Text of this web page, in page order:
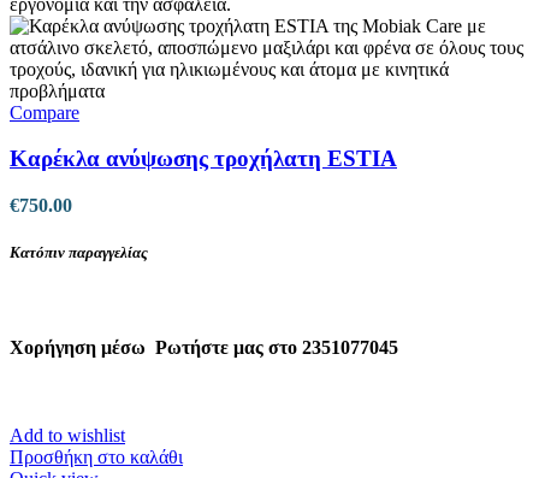
Compare
Καρέκλα ανύψωσης τροχήλατη ESTIA
€750.00
Κατόπιν παραγγελίας
Χορήγηση μέσω Ρωτήστε μας στο 2351077045
Add to wishlist
Προσθήκη στο καλάθι